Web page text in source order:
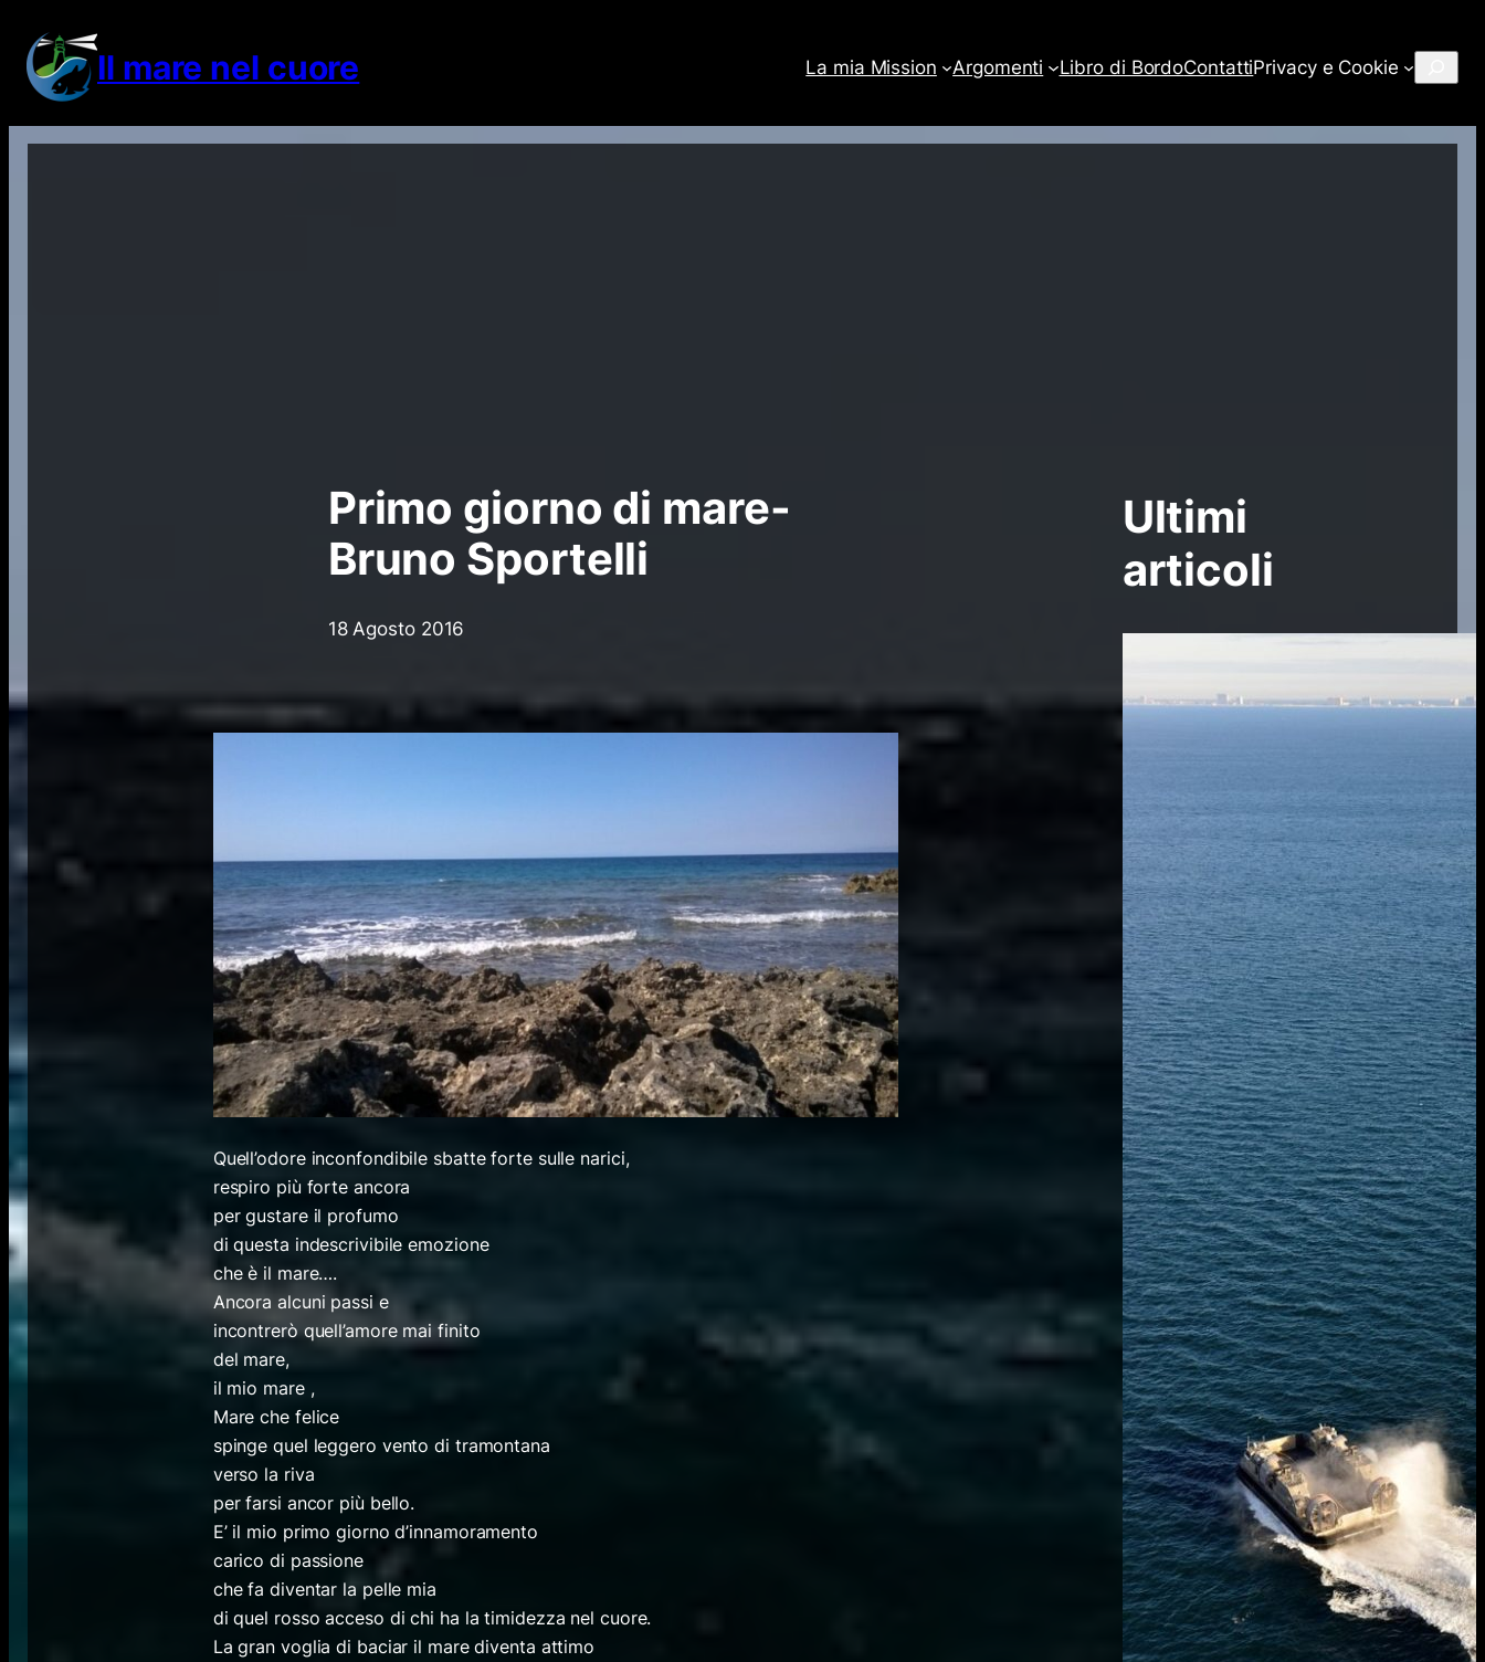
contenuto Il mare nel cuore La mia Mission Argomenti Libro di BordoContattiPrivacy e Cookie
Primo giorno di mare-
Bruno Sportelli
18 Agosto 2016
Quell’odore inconfondibile sbatte forte sulle narici,
respiro più forte ancora
per gustare il profumo
di questa indescrivibile emozione
che è il mare….
Ancora alcuni passi e
incontrerò quell’amore mai finito
del mare,
il mio mare ,
Mare che felice
spinge quel leggero vento di tramontana
verso la riva
per farsi ancor più bello.
E’ il mio primo giorno d’innamoramento
carico di passione
che fa diventar la pelle mia
di quel rosso acceso di chi ha la timidezza nel cuore.
La gran voglia di baciar il mare diventa attimo
Ultimi
articoli